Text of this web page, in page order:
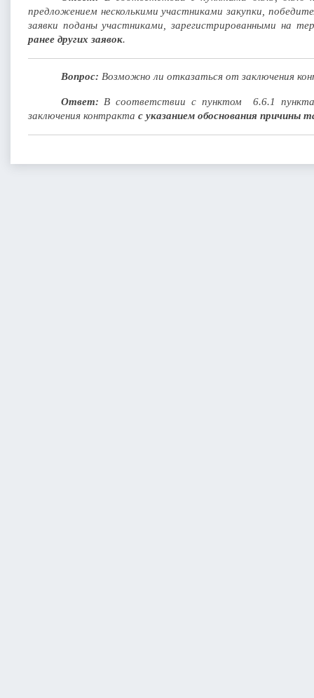
предложением несколькими участниками закупки,
заявки поданы участниками, зарегистрированными на
ранее других заявок.
Вопрос: Возможно ли отказаться от заключения
Ответ: В соответствии с пунктом 6.6.1
заключения контракта с указанием обоснования причины